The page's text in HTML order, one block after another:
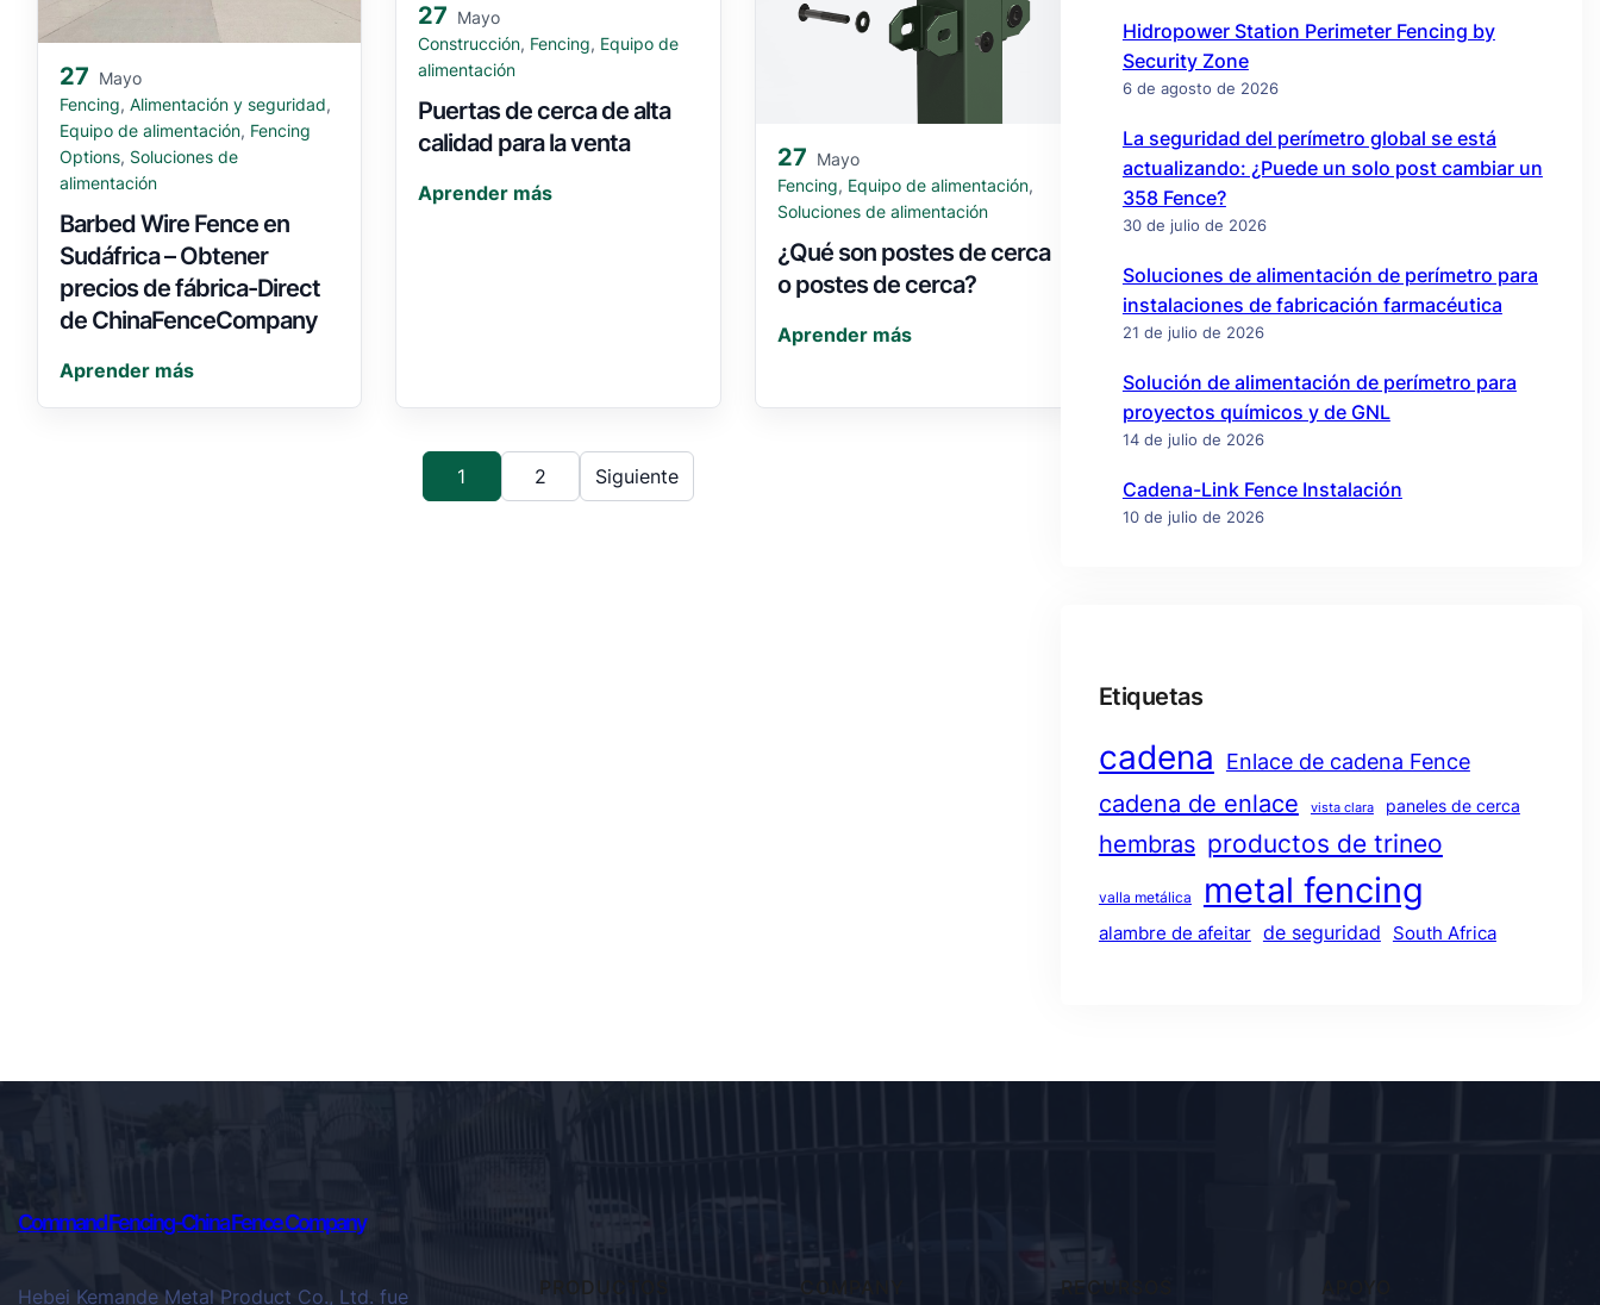
27 Mayo
Fencing, Alimentación y seguridad,
Equipo de alimentación, Fencing
Options, Soluciones de
alimentación
Barbed Wire Fence en
Sudáfrica – Obtener
precios de fábrica-Direct
de ChinaFenceCompany
Aprender más
27 Mayo
Construcción, Fencing, Equipo de
alimentación
Puertas de cerca de alta
calidad para la venta
Aprender más
27 Mayo
Fencing, Equipo de alimentación,
Soluciones de alimentación
¿Qué son postes de cerca
o postes de cerca?
Aprender más
1 2 Siguiente
Hidropower Station Perimeter Fencing by
Security Zone
6 de agosto de 2026
La seguridad del perímetro global se está
actualizando: ¿Puede un solo post cambiar un
358 Fence?
30 de julio de 2026
Soluciones de alimentación de perímetro para
instalaciones de fabricación farmacéutica
21 de julio de 2026
Solución de alimentación de perímetro para
proyectos químicos y de GNL
14 de julio de 2026
Cadena-Link Fence Instalación
10 de julio de 2026
Etiquetas
cadena Enlace de cadena Fence
cadena de enlace vista clara paneles de cerca
hembras productos de trineo
valla metálica metal fencing
alambre de afeitar de seguridad South Africa
Command Fencing-China Fence Company
Hebei Kemande Metal Product Co., Ltd. fue PRODUCTOS COMPANY RECURSOS APOYO